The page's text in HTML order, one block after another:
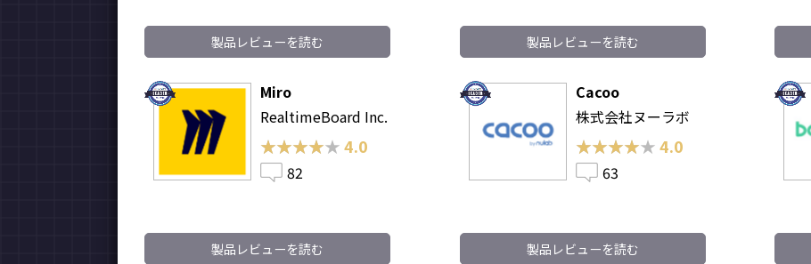
製品レビューを読む 製品レビューを読む
Miro
RealtimeBoard Inc.
★★★★★
★★★★★4.0
82
製品レビューを読む
Cacoo
株式会社ヌーラボ
★★★★★
★★★★★4.0
63
製品レビューを読む